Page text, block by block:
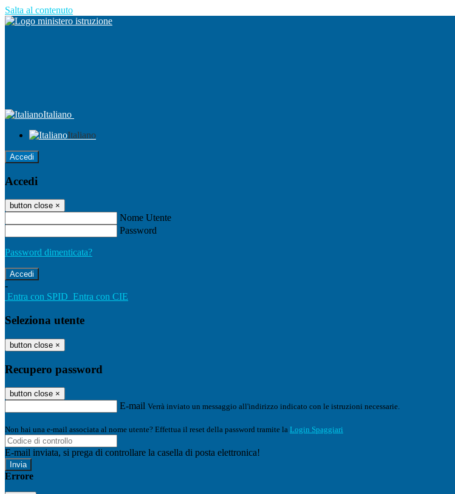
Salta al contenuto
Italiano
Italiano
Accedi
Accedi
button close ×
Nome Utente
Password
Password dimenticata?
-
Entra con SPID Entra con CIE
Seleziona utente
button close ×
Recupero password
button close ×
E-mail Verrà inviato un messaggio all'indirizzo indicato con le istruzioni necessarie.
Non hai una e-mail associata al nome utente? Effettua il reset della password tramite la Login Spaggiari
E-mail inviata, si prega di controllare la casella di posta elettronica!
Errore